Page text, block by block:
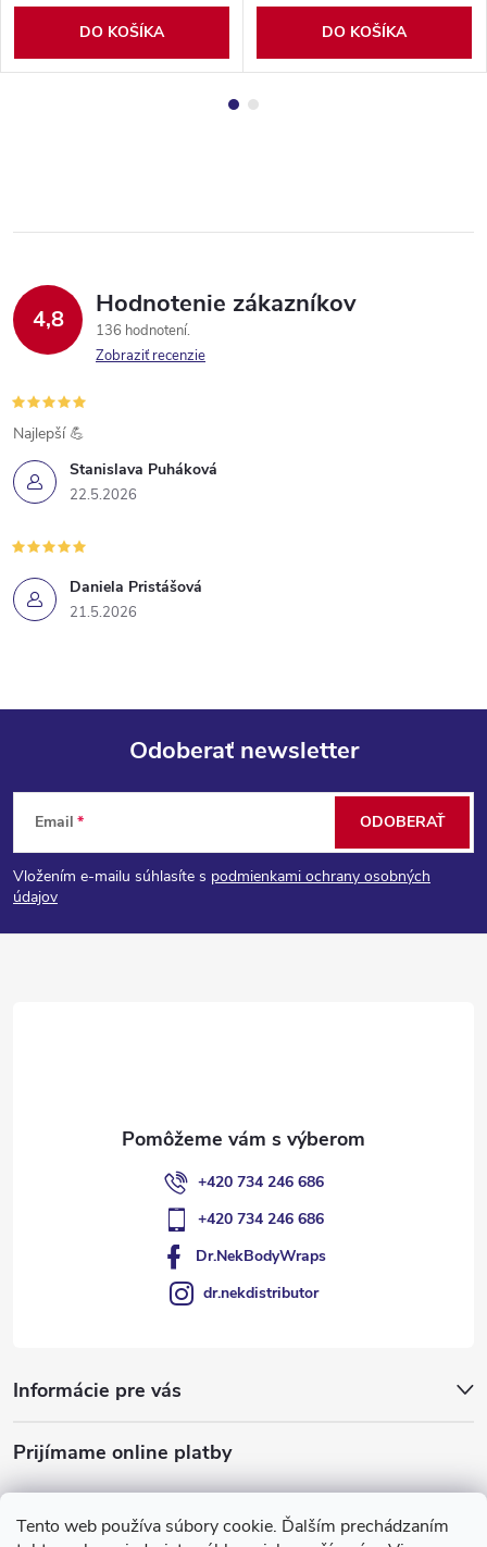
Tento web používa súbory cookie. Ďalším prechádzaním
DO KOŠÍKA DO KOŠÍKA
4,8 Hodnotenie zákazníkov
136 hodnotení
Zobraziť recenzie
Stanislava Puháková
22.5.2026
Najlepší 💪
Daniela Pristášová
21.5.2026
Z
á
p
Odoberať newsletter
Email
Vložením e-mailu súhlasíte s podmienkami ochrany osobných
údajov
ODOBERAŤ
+420 734 246 686
+420 734 246 686
Dr.NekBodyWraps
dr.nekdistributor
Informácie pre vás
Prijímame online platby